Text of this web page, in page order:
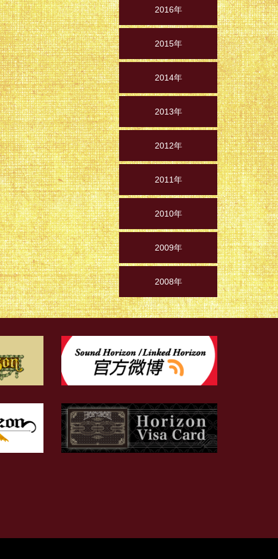
2016年
2015年
2014年
2013年
2012年
2011年
2010年
2009年
2008年